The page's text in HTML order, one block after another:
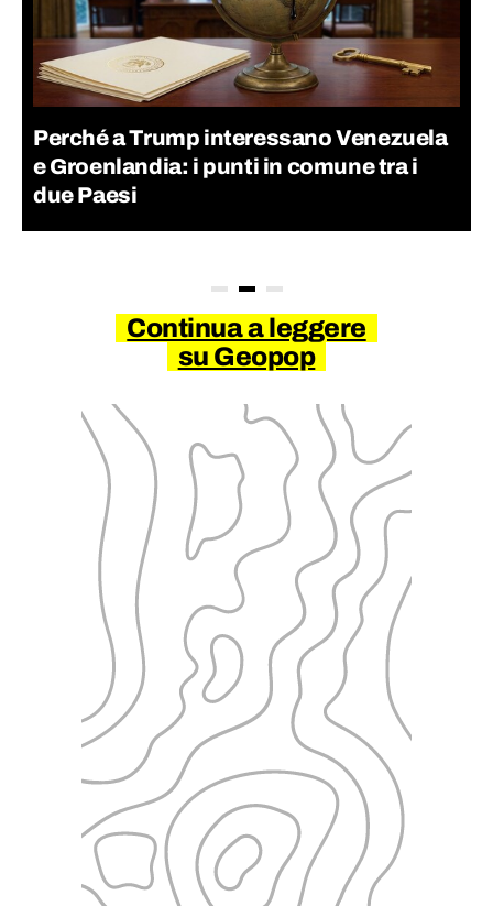
Perché a Trump interessano Venezuela
e Groenlandia: i punti in comune tra i
due Paesi
Continua a leggere
su Geopop